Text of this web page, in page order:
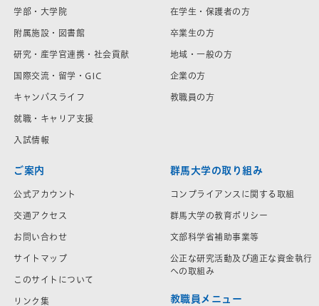
学部・大学院
附属施設・図書館
研究・産学官連携・社会貢献
国際交流・留学・GIC
キャンパスライフ
就職・キャリア支援
入試情報
在学生・保護者の方
卒業生の方
地域・一般の方
企業の方
教職員の方
ご案内
公式アカウント
交通アクセス
お問い合わせ
サイトマップ
このサイトについて
リンク集
群馬大学の取り組み
コンプライアンスに関する取組
群馬大学の教育ポリシー
文部科学省補助事業等
公正な研究活動及び適正な資金執行
への取組み
教職員メニュー